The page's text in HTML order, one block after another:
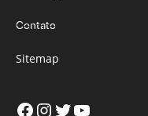
Contato
Sitemap
Facebook
Instagram
Twitter
Youtube